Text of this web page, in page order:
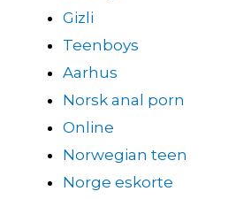
Gizli
Teenboys
Aarhus
Norsk anal porn
Online
Norwegian teen
Norge eskorte